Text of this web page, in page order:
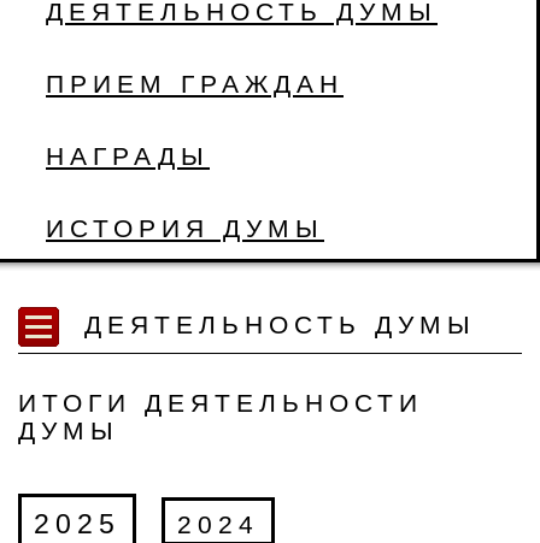
ДЕЯТЕЛЬНОСТЬ ДУМЫ
ПРИЕМ ГРАЖДАН
НАГРАДЫ
ИСТОРИЯ ДУМЫ
ДЕЯТЕЛЬНОСТЬ ДУМЫ
ИТОГИ ДЕЯТЕЛЬНОСТИ
ДУМЫ
2025 2024